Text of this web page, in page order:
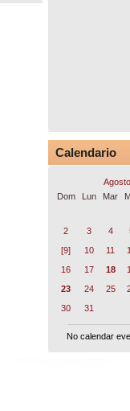
Calendario
Dom
Lun Mar
2
3 4
[9]
10 11
16
17 18
23
24 25
30
31
No calendar